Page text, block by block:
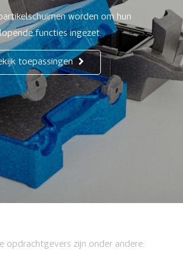
worden om hun
functies ingezet.
toepassingen
opdrachtgevers zijn onder andere: